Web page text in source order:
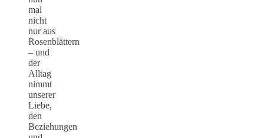
mal
nicht
nur aus
Rosenblättern
– und
der
Alltag
nimmt
unserer
Liebe,
den
Beziehungen